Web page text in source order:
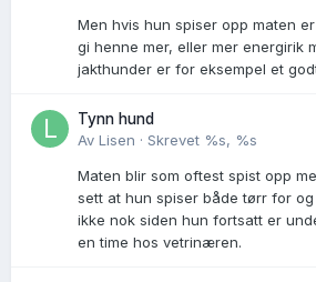
Men hvis hun spiser opp maten
gi henne mer, eller mer energirik
jakthunder er for eksempel et
Tynn hund
Av Lisen · Skrevet %s, %s
Maten blir som oftest spist opp
sett at hun spiser både tørr for
ikke nok siden hun fortsatt er
en time hos vetrinæren.